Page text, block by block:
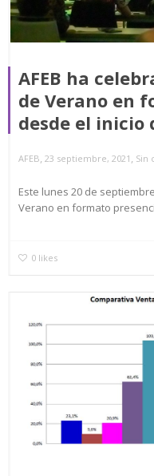
AFEB ha
de Verano en
desde el inicio
AFEB, 23 septiembre, 2021 , Sin
Este lunes 20 de
Verano en formato
0 likes